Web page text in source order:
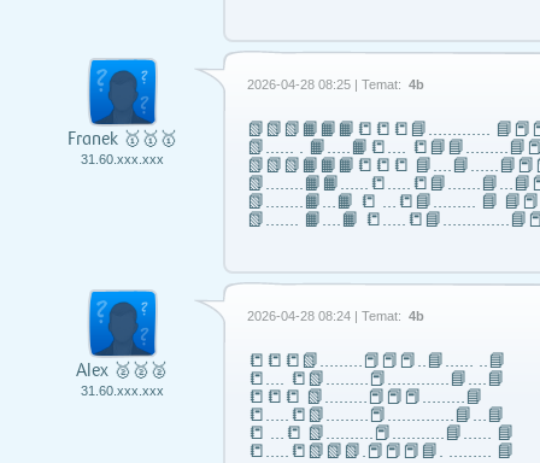
Franek 🥇🥇🥇
31.60.xxx.xxx
2026-04-28 08:25 | Temat: 4b
📗📗📗📙📙📙📒📒📒📘……..…..
📗...... . 📙…..📙📒….
📗📗📗📙📙📙📒📒📒
📗……..📙…📙 📒 …📒📘……... 📘
📗……. 📙….📙
Alex 🥈🥈🥈
31.60.xxx.xxx
2026-04-28 08:24 | Temat: 4b
📒📒📒📗………📕📕📕..📘…… ..📘
📒…. 📒📗………📕………….📘….📘
📒📒📒 📗………📕📕📕………📘
📒…..📒📗………📕…………..📘…📘
📒 …📒 📗……….📕………..📘…… 📘
📒…..📒📗📗📗.📕📕📕📘. ……… 📘